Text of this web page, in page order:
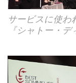
サービスに使わ
『シャトー・